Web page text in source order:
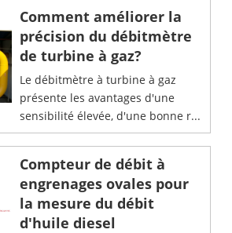
Comment améliorer la
précision du débitmètre
de turbine à gaz?
Le débitmètre à turbine à gaz
présente les avantages d'une
sensibilité élevée, d'une bonne r...
Compteur de débit à
engrenages ovales pour
la mesure du débit
d'huile diesel